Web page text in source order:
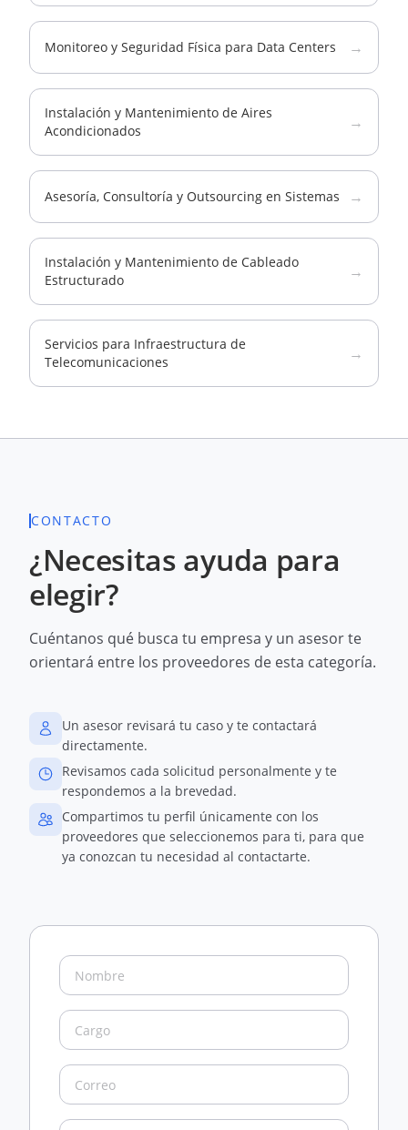
Monitoreo y Seguridad Física para Data Centers →
Instalación y Mantenimiento de Aires
Acondicionados
→
Asesoría, Consultoría y Outsourcing en Sistemas →
Instalación y Mantenimiento de Cableado
Estructurado
→
Servicios para Infraestructura de
Telecomunicaciones
→
CONTACTO
¿Necesitas ayuda para
elegir?
Cuéntanos qué busca tu empresa y un asesor te
orientará entre los proveedores de esta categoría.
Un asesor revisará tu caso y te contactará
directamente.
Revisamos cada solicitud personalmente y te
respondemos a la brevedad.
Compartimos tu perfil únicamente con los
proveedores que seleccionemos para ti, para que
ya conozcan tu necesidad al contactarte.